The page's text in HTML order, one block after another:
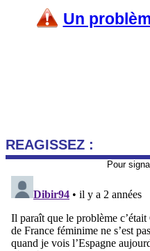
Un
REAGISSEZ :
Pour